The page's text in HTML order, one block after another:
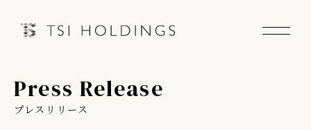
Information
Press Release
プレスリリース